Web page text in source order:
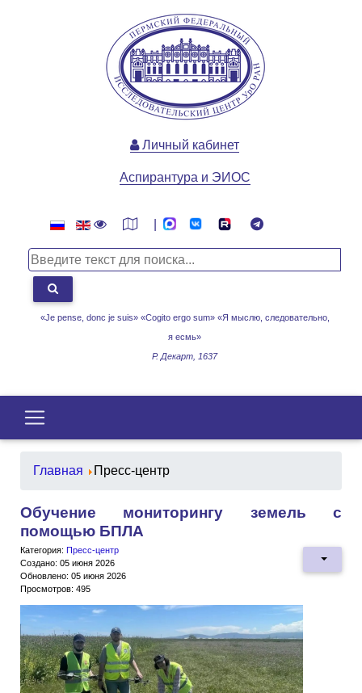
«Je pense, donc je suis» «Cogito ergo sum» «Я мыслю, следовательно,
я есмь»
Р. Декарт, 1637
Личный кабинет
Аспирантура и ЭИОС
Главная Пресс-центр
Обучение мониторингу земель с
помощью БПЛА
Категория: Пресс-центр
Создано: 05 июня 2026
Обновлено: 05 июня 2026
Просмотров: 495